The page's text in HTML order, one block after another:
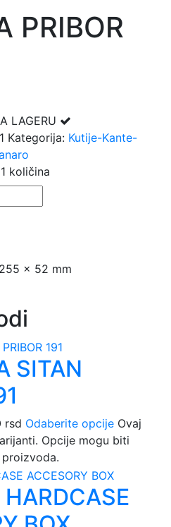
PRIBOR
LAGERU
Kategorija: Kutije-Kante-
količina
x 52 mm
SITAN
rsd Odaberite opcije Ovaj
Opcije mogu biti